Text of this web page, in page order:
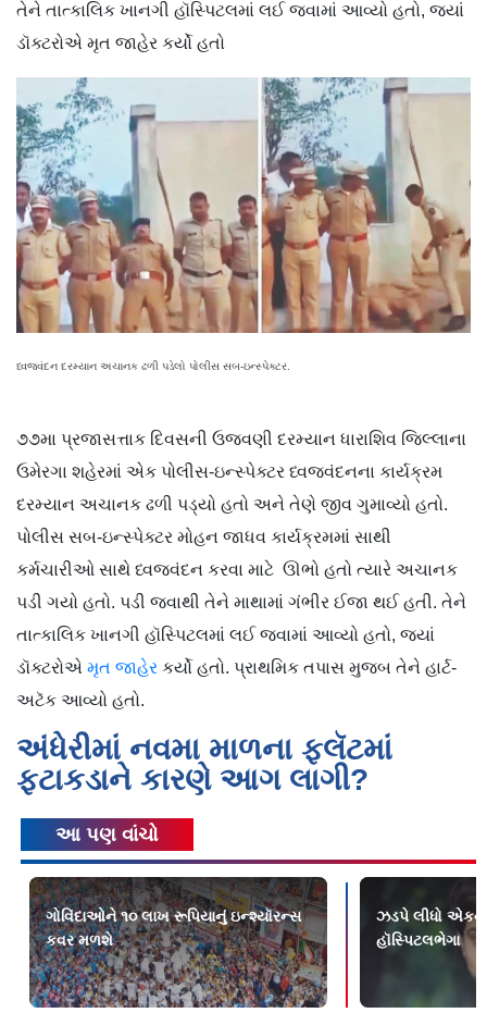
તેને તાત્કાલિક ખાનગી હૉસ્પિટલમાં લઈ જવામાં આવ્યો હતો, જ્યાં
ડૉક્ટરોએ મૃત જાહેર કર્યો હતો
ધ્વજવંદન દરમ્યાન અચાનક ઢળી પડેલો પોલીસ સબ-ઇન્સ્પેક્ટર.
૭૭મા પ્રજાસત્તાક દિવસની ઉજવણી દરમ્યાન ધારાશિવ જિલ્લાના
ઉમેરગા શહેરમાં એક પોલીસ-ઇન્સ્પેક્ટર ધ્વજવંદનના કાર્યક્રમ
દરમ્યાન અચાનક ઢળી પડ્યો હતો અને તેણે જીવ ગુમાવ્યો હતો.
પોલીસ સબ-ઇન્સ્પેક્ટર મોહન જાધવ કાર્યક્રમમાં સાથી
કર્મચારીઓ સાથે ધ્વજવંદન કરવા માટે ઊભો હતો ત્યારે અચાનક
પડી ગયો હતો. પડી જવાથી તેને માથામાં ગંભીર ઈજા થઈ હતી. તેને
તાત્કાલિક ખાનગી હૉસ્પિટલમાં લઈ જવામાં આવ્યો હતો, જ્યાં
ડૉક્ટરોએ મૃત જાહેર કર્યો હતો. પ્રાથમિક તપાસ મુજબ તેને હાર્ટ-
અટૅક આવ્યો હતો.
અંધેરીમાં નવમા માળના ફ્લૅટમાં
ફટાકડાને કારણે આગ લાગી?
આ પણ વાંચો
ગોવિંદાઓને ૧૦ લાખ રૂપિયાનું ઇન્શ્યૉરન્સ
કવર મળશે
ઝડપે લીધો
હૉસ્પિટલભેગા